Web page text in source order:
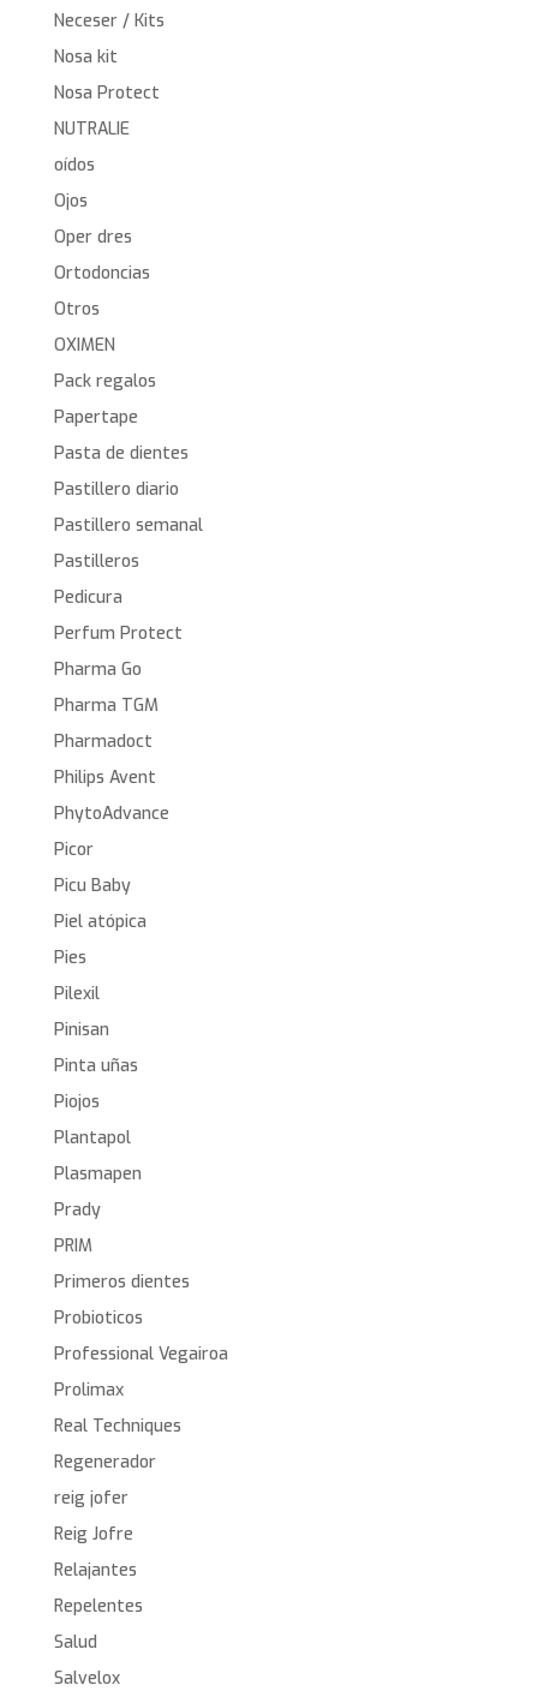
Neceser / Kits
Nosa kit
Nosa Protect
NUTRALIE
oídos
Ojos
Oper dres
Ortodoncias
Otros
OXIMEN
Pack regalos
Papertape
Pasta de dientes
Pastillero diario
Pastillero semanal
Pastilleros
Pedicura
Perfum Protect
Pharma Go
Pharma TGM
Pharmadoct
Philips Avent
PhytoAdvance
Picor
Picu Baby
Piel atópica
Pies
Pilexil
Pinisan
Pinta uñas
Piojos
Plantapol
Plasmapen
Prady
PRIM
Primeros dientes
Probioticos
Professional Vegairoa
Prolimax
Real Techniques
Regenerador
reig jofer
Reig Jofre
Relajantes
Repelentes
Salud
Salvelox